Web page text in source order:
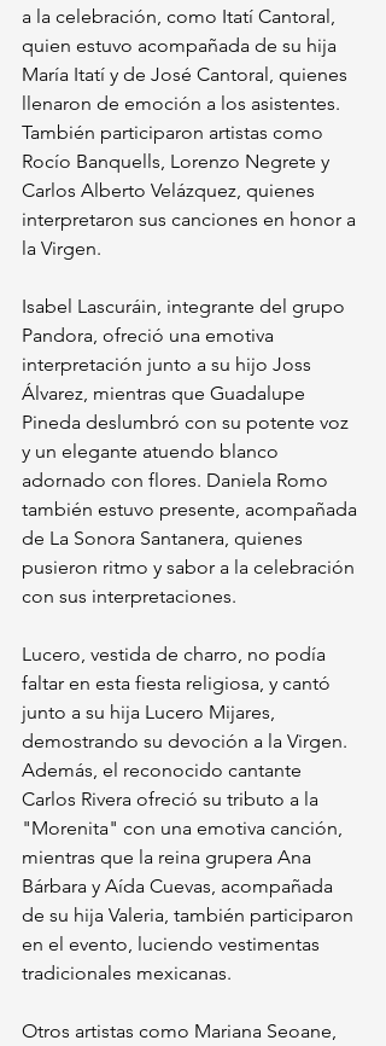
a la celebración, como Itatí Cantoral,
quien estuvo acompañada de su hija
María Itatí y de José Cantoral, quienes
llenaron de emoción a los asistentes.
También participaron artistas como
Rocío Banquells, Lorenzo Negrete y
Carlos Alberto Velázquez, quienes
interpretaron sus canciones en honor a
la Virgen.
Isabel Lascuráin, integrante del grupo
Pandora, ofreció una emotiva
interpretación junto a su hijo Joss
Álvarez, mientras que Guadalupe
Pineda deslumbró con su potente voz
y un elegante atuendo blanco
adornado con flores. Daniela Romo
también estuvo presente, acompañada
de La Sonora Santanera, quienes
pusieron ritmo y sabor a la celebración
con sus interpretaciones.
Lucero, vestida de charro, no podía
faltar en esta fiesta religiosa, y cantó
junto a su hija Lucero Mijares,
demostrando su devoción a la Virgen.
Además, el reconocido cantante
Carlos Rivera ofreció su tributo a la
"Morenita" con una emotiva canción,
mientras que la reina grupera Ana
Bárbara y Aída Cuevas, acompañada
de su hija Valeria, también participaron
en el evento, luciendo vestimentas
tradicionales mexicanas.
Otros artistas como Mariana Seoane,